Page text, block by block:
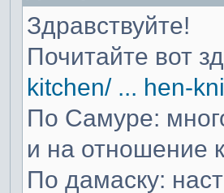
Здравствуйте!
Почитайте вот
kitchen/ ... hen-
По Самуре:
и на отношение
По дамаску: